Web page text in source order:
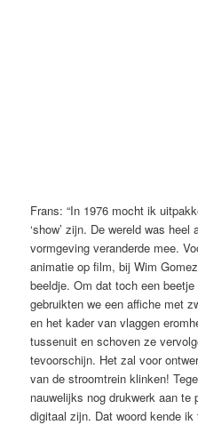
Frans: “In 1976 mocht ik
‘show’ zijn. De wereld was
vormgeving veranderde mee.
animatie op film, bij Wim
beeldje. Om dat toch een
gebruikten we een affiche met
en het kader van vlaggen
tussenuit en schoven ze
tevoorschijn. Het zal voor
van de stroomtrein klinken!
nauwelijks nog drukwerk aan
digitaal zijn. Dat woord kende ik